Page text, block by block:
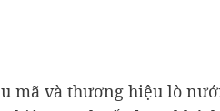
mã và thương hiệu lò